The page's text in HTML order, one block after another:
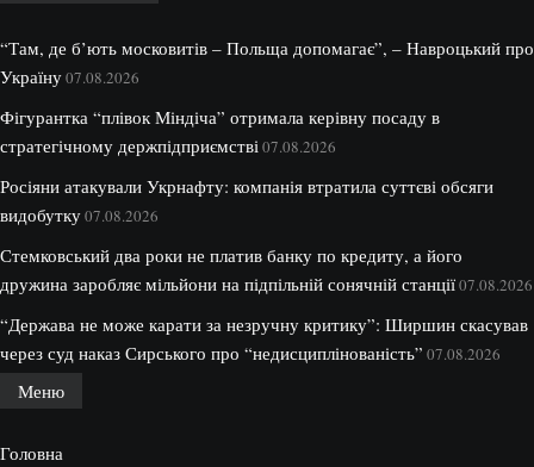
“Там, де б’ють московитів – Польща допомагає”, – Навроцький про
Україну07.08.2026
Фігурантка “плівок Міндіча” отримала керівну посаду в
стратегічному держпідприємстві07.08.2026
Росіяни атакували Укрнафту: компанія втратила суттєві обсяги
видобутку07.08.2026
Стемковський два роки не платив банку по кредиту, а його
дружина заробляє мільйони на підпільній сонячній станції07.08.2026
“Держава не може карати за незручну критику”: Ширшин скасував
через суд наказ Сирського про “недисциплінованість” 07.08.2026
Меню
Головна